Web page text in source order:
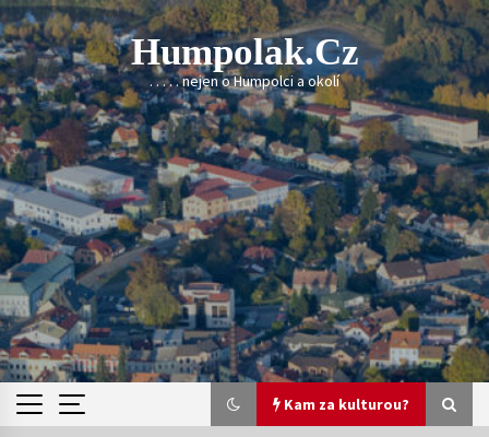
Skip
to
content
Humpolak.cz
. . . . . nejen o Humpolci a okolí
Kam za kulturou?